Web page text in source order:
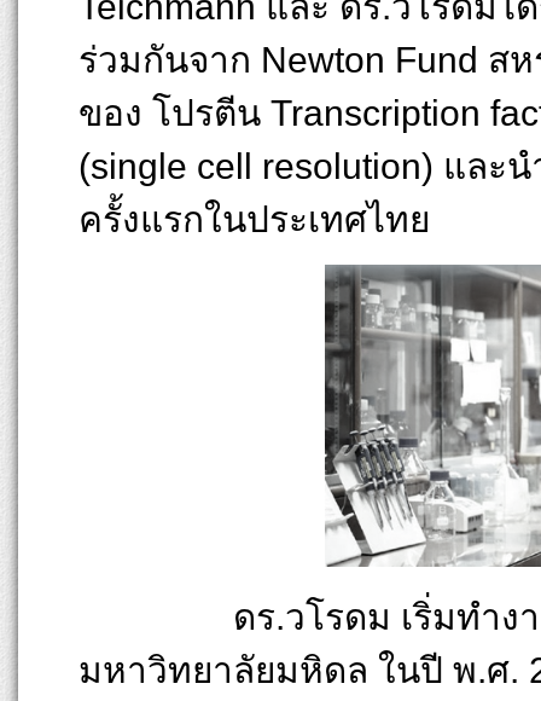
ร่วมกันจาก Newton Fund
ของ โปรตีน Transcription
(single cell resolution) และ
ครั้งแรกในประเทศไทย
ดร.วโรดม เริ่มทำงานที่
มหาวิทยาลัยมหิดล ในปี พ.ศ.